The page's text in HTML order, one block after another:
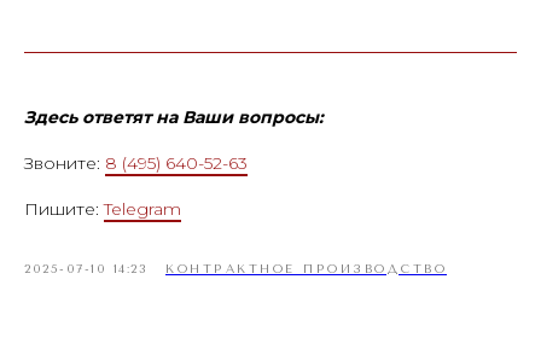
Здесь ответят на Ваши вопросы:
Звоните: 8 (495) 640-52-63
Пишите:Telegram
2025-07-10 14:23 КОНТРАКТНОЕ ПРОИЗВОДСТВО